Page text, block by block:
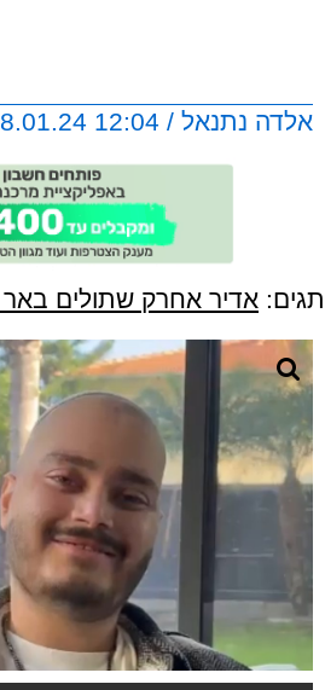
אלדה נתנאל / 12:04 28.01.24
תגים: אדיר אחרק שתולים באר